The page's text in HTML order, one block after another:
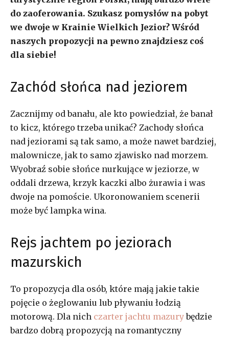
do zaoferowania. Szukasz pomysłów na pobyt
we dwoje w Krainie Wielkich Jezior? Wśród
naszych propozycji na pewno znajdziesz coś
dla siebie!
Zachód słońca nad jeziorem
Zacznijmy od banału, ale kto powiedział, że banał
to kicz, którego trzeba unikać? Zachody słońca
nad jeziorami są tak samo, a może nawet bardziej,
malownicze, jak to samo zjawisko nad morzem.
Wyobraź sobie słońce nurkujące w jeziorze, w
oddali drzewa, krzyk kaczki albo żurawia i was
dwoje na pomoście. Ukoronowaniem scenerii
może być lampka wina.
Rejs jachtem po jeziorach
mazurskich
To propozycja dla osób, które mają jakie takie
pojęcie o żeglowaniu lub pływaniu łodzią
motorową. Dla nich czarter jachtu mazurybędzie
bardzo dobrą propozycją na romantyczny